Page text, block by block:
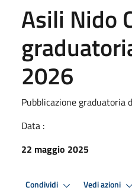
Asili Nido
2026
Pubblicazione graduatoria
Data :
22 maggio 2025
Condividi Vedi azioni